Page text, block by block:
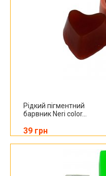
Рідкий пігментний
барвник Neri color...
39 грн